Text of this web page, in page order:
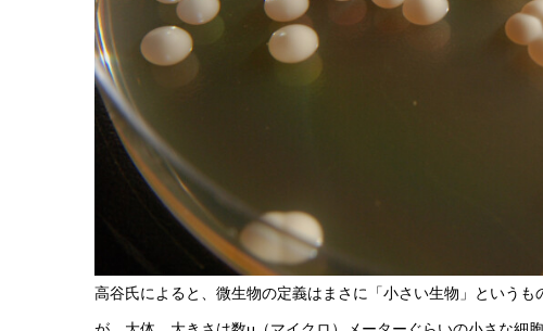
高谷氏によると、微生物の定義はまさに「小さい生物」という